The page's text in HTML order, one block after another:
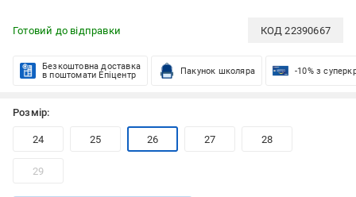
Готовий до відправки КОД22390667
Безкоштовна доставка
в поштомати Епіцентр
Пакунок школяра -10% з
Розмір:
24 25 26 27 28
29